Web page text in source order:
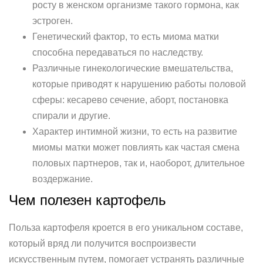
росту в женском организме такого гормона, как
эстроген.
Генетический фактор, то есть миома матки
способна передаваться по наследству.
Различные гинекологические вмешательства,
которые приводят к нарушению работы половой
сферы: кесарево сечение, аборт, постановка
спирали и другие.
Характер интимной жизни, то есть на развитие
миомы матки может повлиять как частая смена
половых партнеров, так и, наоборот, длительное
воздержание.
Чем полезен картофель
Польза картофеля кроется в его уникальном составе,
который вряд ли получится воспроизвести
искусственным путем, помогает устранять различные